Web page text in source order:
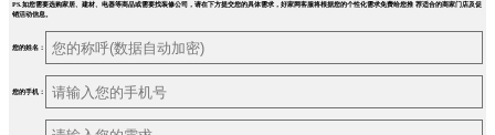
PS.如您需要选购家居、建材、电器等商品或需要找装修公司，请在下方提交您的具体需求，好家网客服将根据您的个性化需求免费给您推 荐适合的商家门店及促
销活动信息。
您的姓名：
您的手机：